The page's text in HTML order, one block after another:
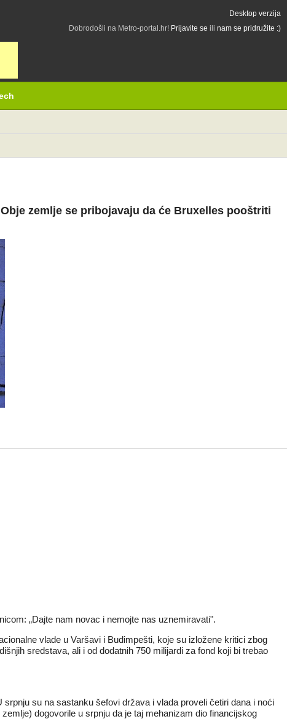
Desktop verzija
Dobrodošli na Metro-portal.hr! Prijavite se ili nam se pridružite :)
zemlje se pribojavaju da će Bruxelles pooštriti
„Dajte nam novac i nemojte nas uznemiravati".
vlade u Varšavi i Budimpešti, koje su izložene kritici zbog
sredstava, ali i od dodatnih 750 milijardi za fond koji bi trebao
su na sastanku šefovi država i vlada proveli četiri dana i noći
dogovorile u srpnju da je taj mehanizam dio financijskog